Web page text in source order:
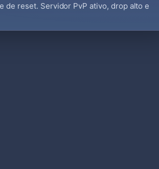
de reset. Servidor PvP ativo, drop alto e